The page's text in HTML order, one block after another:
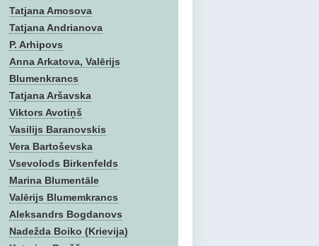
Tatjana Amosova
Tatjana Andrianova
P. Arhipovs
Anna Arkatova, Valērijs
Blumenkrancs
Tatjana Aršavska
Viktors Avotiņš
Vasilijs Baranovskis
Vera Bartoševska
Vsevolods Birkenfelds
Marina Blumentāle
Valērijs Blumemkrancs
Aleksandrs Bogdanovs
Nadežda Boiko (Krievija)